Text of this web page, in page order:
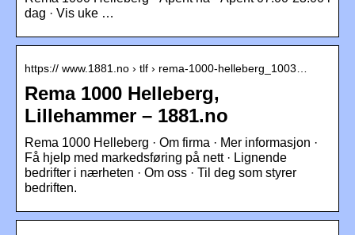
dag · Vis uke …
https:// www.1881.no › tlf › rema-1000-helleberg_1003…
Rema 1000 Helleberg,
Lillehammer – 1881.no
Rema 1000 Helleberg · Om firma · Mer informasjon ·
Få hjelp med markedsføring på nett · Lignende
bedrifter i nærheten · Om oss · Til deg som styrer
bedriften.